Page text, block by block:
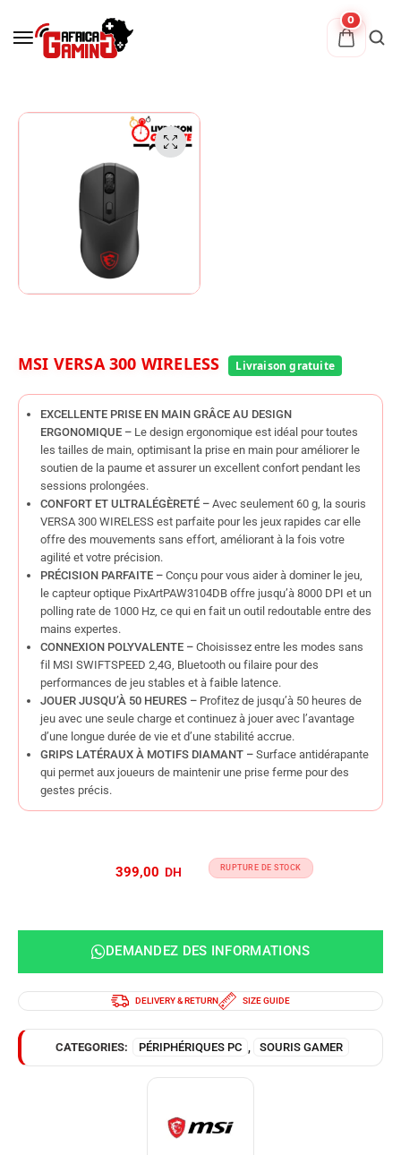
0
MSI VERSA 300 WIRELESS
EXCELLENTE PRISE EN MAIN GRÂCE AU DESIGN
ERGONOMIQUE – Le design ergonomique est idéal pour toutes
les tailles de main, optimisant la prise en main pour améliorer le
soutien de la paume et assurer un excellent confort pendant les
sessions prolongées.
CONFORT ET ULTRALÉGÈRETÉ – Avec seulement 60 g, la souris
VERSA 300 WIRELESS est parfaite pour les jeux rapides car elle
offre des mouvements sans effort, améliorant à la fois votre
agilité et votre précision.
PRÉCISION PARFAITE – Conçu pour vous aider à dominer le jeu,
le capteur optique PixArtPAW3104DB offre jusqu’à 8000 DPI et un
polling rate de 1000 Hz, ce qui en fait un outil redoutable entre des
mains expertes.
CONNEXION POLYVALENTE – Choisissez entre les modes sans
fil MSI SWIFTSPEED 2,4G, Bluetooth ou filaire pour des
performances de jeu stables et à faible latence.
JOUER JUSQU’À 50 HEURES – Profitez de jusqu’à 50 heures de
jeu avec une seule charge et continuez à jouer avec l’avantage
d’une longue durée de vie et d’une stabilité accrue.
GRIPS LATÉRAUX À MOTIFS DIAMANT – Surface antidérapante
qui permet aux joueurs de maintenir une prise ferme pour des
gestes précis.
RUPTURE DE STOCK
DEMANDEZ DES INFORMATIONS
DELIVERY & RETURN SIZE GUIDE
CATEGORIES: PÉRIPHÉRIQUES PC SOURIS GAMER